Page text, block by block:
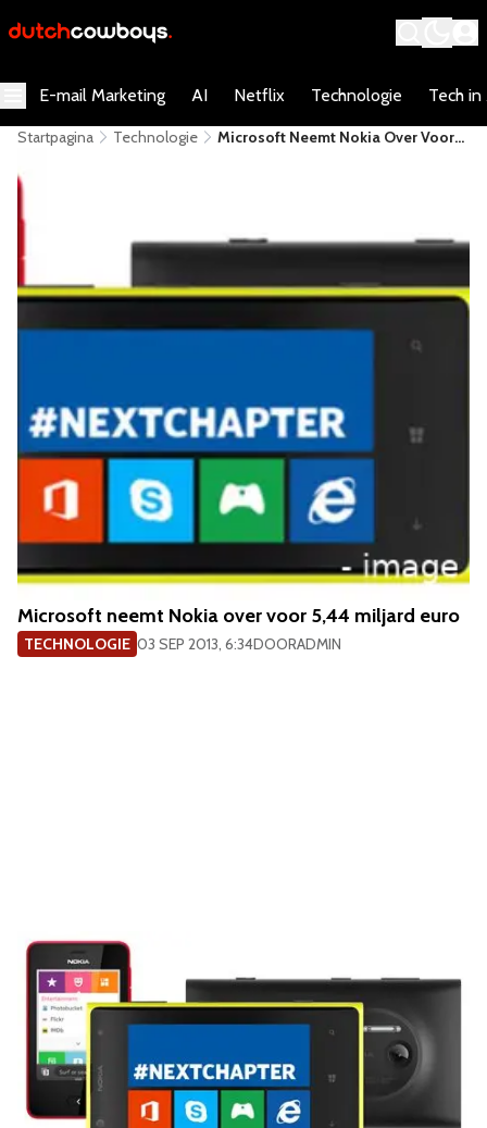
E-mail Marketing AI Netflix Technologie Tech in
Startpagina Technologie
Microsoft Neemt Nokia Over Voor
Microsoft neemt Nokia over voor 5,44 miljard euro
TECHNOLOGIE 03 SEP 2013, 6:34DOORADMIN